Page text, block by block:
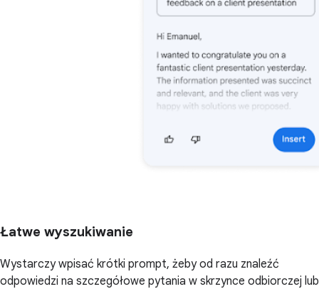
Łatwe wyszukiwanie
Wystarczy wpisać krótki prompt, żeby od razu znaleźć
odpowiedzi na szczegółowe pytania w skrzynce odbiorczej lub